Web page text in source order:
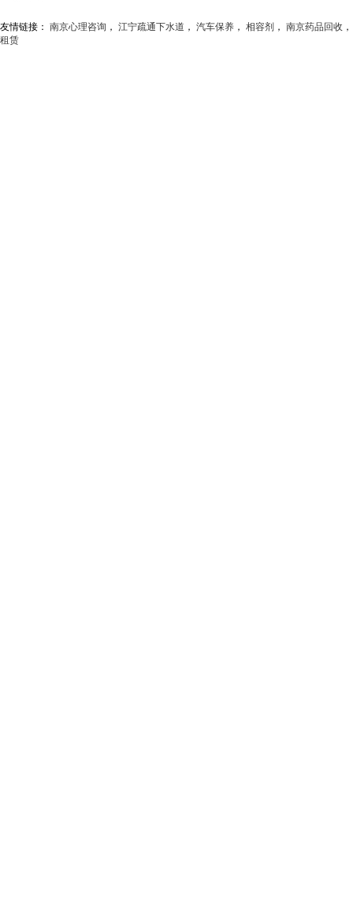
友情链接： 南京心理咨询 ， 江宁疏通下水道 ， 汽车保养 ， 相容剂 ， 南京药品回收
租赁